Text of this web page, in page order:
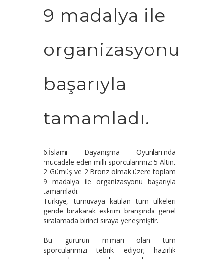
9 madalya ile
organizasyonu
başarıyla
tamamladı.
6.İslami Dayanışma Oyunları'nda
mücadele eden milli sporcularımız; 5 Altın,
2 Gümüş ve 2 Bronz olmak üzere toplam
9 madalya ile organizasyonu başarıyla
tamamladı.
Türkiye, turnuvaya katılan tüm ülkeleri
geride bırakarak eskrim branşında genel
sıralamada birinci sıraya yerleşmiştir.
Bu gururun mimarı olan tüm
sporcularımızı tebrik ediyor; hazırlık